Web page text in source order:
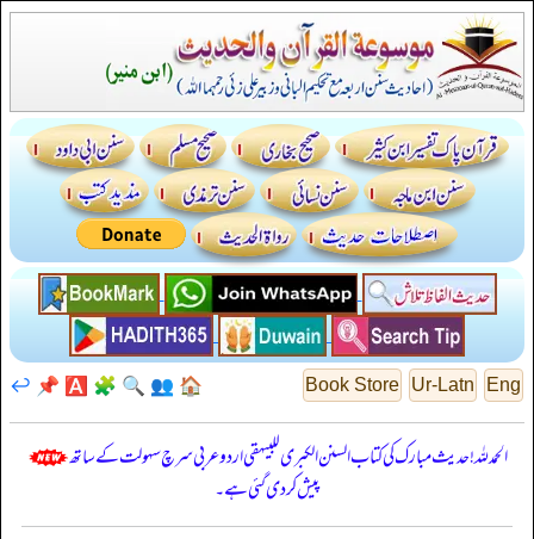
Eng
Ur-Latn
Book Store
🏠
👥
🔍
🧩
🅰️
📌
↩️
الحمدللہ! حدیث مبارک کی کتاب السنن الكبرى للبيهقي اردو عربی سرچ سہولت کے ساتھ
پیش کر دی گئی ہے۔